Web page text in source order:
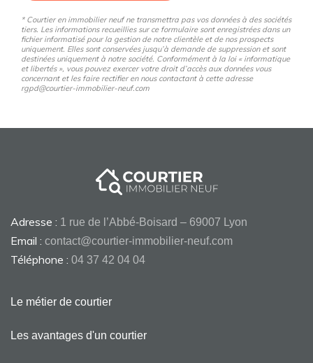
* Courtier en immobilier neuf ne transmettra pas vos données à des sociétés
tiers. Les informations recueillies sur ce formulaire sont enregistrées dans un
fichier informatisé pour la gestion de notre clientèle et de nos prospects
uniquement. Elles sont conservées jusqu’à demande de suppression et sont
destinées uniquement à notre société. Conformément à la loi « informatique
et libertés », vous pouvez exercer votre droit d’accès aux données vous
concernant et les faire rectifier en nous contactant à cette adresse
rgpd@courtier-immobilier-neuf.com
Adresse : 1 rue de l’Abbé-Boisard – 69007 Lyon
Email : contact@courtier-immobilier-neuf.com
Téléphone : 04 37 42 04 04
Le métier de courtier
Les avantages d'un courtier